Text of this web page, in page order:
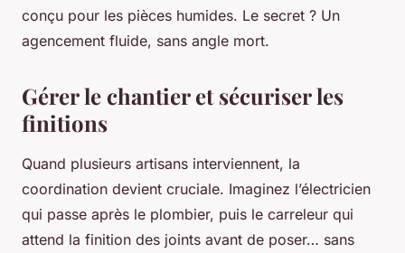
conçu pour les pièces humides. Le secret ? Un
agencement fluide, sans angle mort.
Gérer le chantier et sécuriser les
finitions
Quand plusieurs artisans interviennent, la
coordination devient cruciale. Imaginez l’électricien
qui passe après le plombier, puis le carreleur qui
attend la finition des joints avant de poser… sans